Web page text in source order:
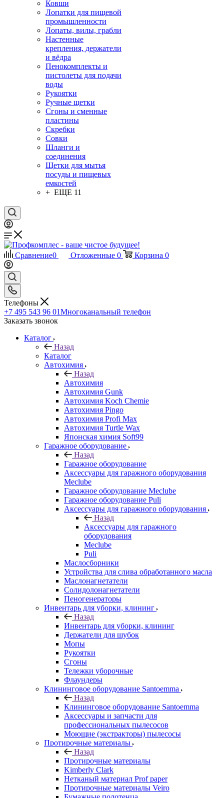
Ковши
Лопатки для пищевой
промышленности
Лопаты, вилы, грабли
Настенные
крепления, держатели
и вёдра
Пенокомплекты и
пистолеты для подачи
воды
Рукоятки
Ручные щетки
Сгоны и сменные
пластины
Скребки
Совки
Шланги и
соединения
Щетки для мытья
посуды и пищевых
емкостей
+ ЕЩЕ 11
Сравнение0 Отложенные 0 Корзина 0
Телефоны
+7 495 543 96 01Многоканальный телефон
Заказать звонок
Каталог
Назад
Каталог
Автохимия
Назад
Автохимия
Автохимия Gunk
Автохимия Koch Chemie
Автохимия Pingo
Автохимия Profi Max
Автохимия Turtle Wax
Японская химия Soft99
Гаражное оборудование
Назад
Гаражное оборудование
Аксессуары для гаражного оборудования
Meclube
Гаражное оборудование Meclube
Гаражное оборудование Puli
Аксессуары для гаражного оборудования
Назад
Аксессуары для гаражного
оборудования
Meclube
Puli
Маслосборники
Устройства для слива обработанного масла
Маслонагнетатели
Солидолонагнетатели
Пеногенераторы
Инвентарь для уборки, клининг
Назад
Инвентарь для уборки, клининг
Держатели для шубок
Мопы
Рукоятки
Сгоны
Тележки уборочные
Флаундеры
Клининговое оборудование Santoemma
Назад
Клининговое оборудование Santoemma
Аксессуары и запчасти для
профессиональных пылесосов
Моющие (экстракторы) пылесосы
Протирочные материалы
Назад
Протирочные материалы
Kimberly Clark
Нетканый материал Prof paper
Протирочные материалы Veiro